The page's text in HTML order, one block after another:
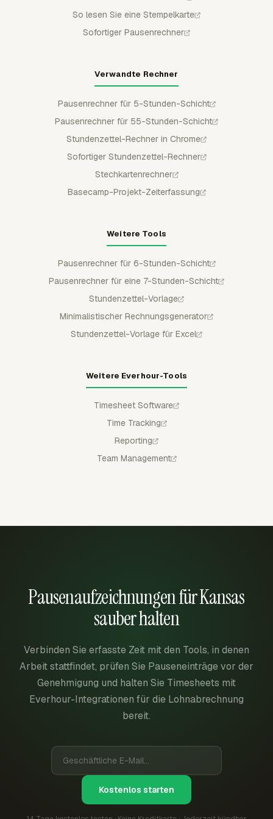
So lesen Sie eine Stempelkarte
Sofortiger Pausenrechner
Verwandte Rechner
Pausenrechner für 5-Stunden-Schicht
Pausenrechner für 55-Stunden-Schicht
Stundenzettel-Rechner in Chrome
Sofortiger Stundenzettel-Rechner
Stechkartenrechner
Basecamp-Projekt-Zeiterfassung
Weitere Tools
Pausenrechner für 6-Stunden-Schicht
Pausenrechner für eine 7-Stunden-Schicht
Stundenzettel-Vorlage
Minimalistischer Rechnungsgenerator
Stundenzettel-Vorlage für Excel
Weitere Everhour-Tools
Timesheet Software
Time Tracking
Reporting
Team Management
Pausenaufzeichnungen für Kansas
sauber halten
Verbinden Sie erfasste Zeit mit den Tools, in denen
Arbeit stattfindet, prüfen Sie Pauseneinträge vor der
Genehmigung und halten Sie Timesheets mit
Everhour-Integrationen für die Lohnabrechnung
bereit.
Kostenlos starten